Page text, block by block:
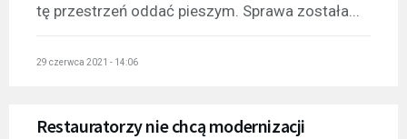
tę przestrzeń oddać pieszym. Sprawa została...
29 czerwca 2021 - 14:06
Restauratorzy nie chcą modernizacji